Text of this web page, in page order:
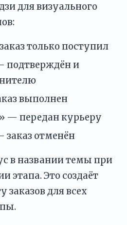
для визуального
только поступил
подтверждён и
выполнен
— передан курьеру
заказ отменён
в названии темы при
этапа. Это создаёт
заказов для всех